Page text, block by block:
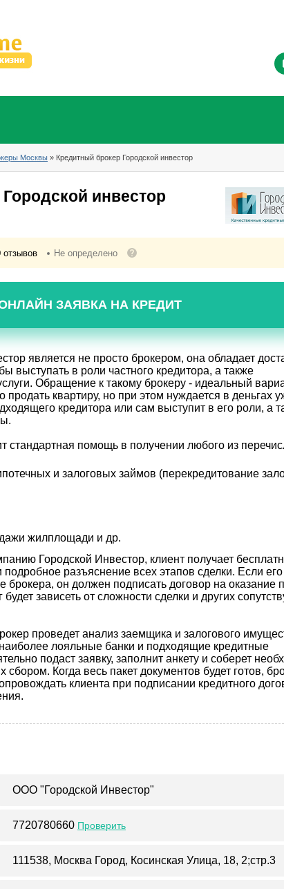
Москвы » Кредитный брокер Городской инвестор
инвестор
отзывов Не определено
ЗАЯВКА НА КРЕДИТ
является не просто брокером, она обладает
выступать в роли частного кредитора, а также
Обращение к такому брокеру - идеальный
продать квартиру, но при этом нуждается в деньгах
кредитора или сам выступит в его роли, а
стандартная помощь в получении любого из
и залоговых займов (перекредитование
жилплощади и др.
Городской Инвестор, клиент получает
разъяснение всех этапов сделки. Если его
брокера, он должен подписать договор на оказание
будет зависеть от сложности сделки и других
проведет анализ заемщика и залогового
наиболее лояльные банки и подходящие кредитные
подаст заявку, заполнит анкету и соберет
Когда весь пакет документов будет готов,
клиента при подписании кредитного
ООО "Городской Инвестор"
7720780660 Проверить
111538, Москва Город, Косинская Улица, 18, 2;стр.3